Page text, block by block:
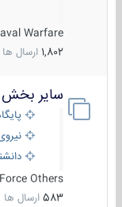
Naval Warfare
1,802 ارسال ها
سایر بخش
نیروی
Force Others
583 ارسال ها